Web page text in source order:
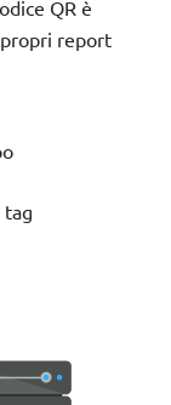
QR è
report
tag